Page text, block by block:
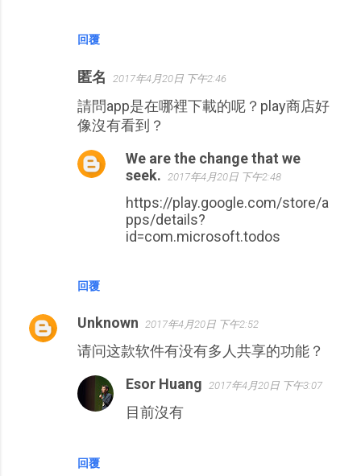
回覆
匿名 2017年4月20日 下午2:46
請問app是在哪裡下載的呢？play商店好
像沒有看到？
回覆
We are the change that we
seek. 2017年4月20日 下午2:48
https://play.google.com/store/a
pps/details?
id=com.microsoft.todos
Unknown 2017年4月20日 下午2:52
请问这款软件有没有多人共享的功能？
回覆
Esor Huang 2017年4月20日 下午3:07
目前沒有